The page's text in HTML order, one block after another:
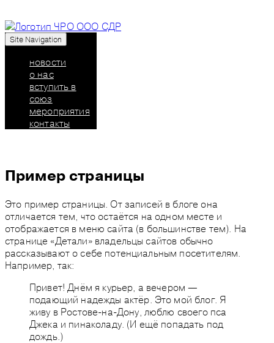
Союз дизайнеров России: челябинское
региональное отделение
Site Navigation
новости
о нас
вступить в
союз
мероприятия
контакты
Пример страницы
Это пример страницы. От записей в блоге она
отличается тем, что остаётся на одном месте и
отображается в меню сайта (в большинстве тем). На
странице «Детали» владельцы сайтов обычно
рассказывают о себе потенциальным посетителям.
Например, так:
Привет! Днём я курьер, а вечером —
подающий надежды актёр. Это мой блог. Я
живу в Ростове-на-Дону, люблю своего пса
Джека и пинаколаду. (И ещё попадать под
дождь.)